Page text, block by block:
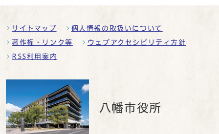
サイトマップ 個人情報の取扱いについて
著作権・リンク等 ウェブアクセシビリティ方針
RSS利用案内
八幡市役所